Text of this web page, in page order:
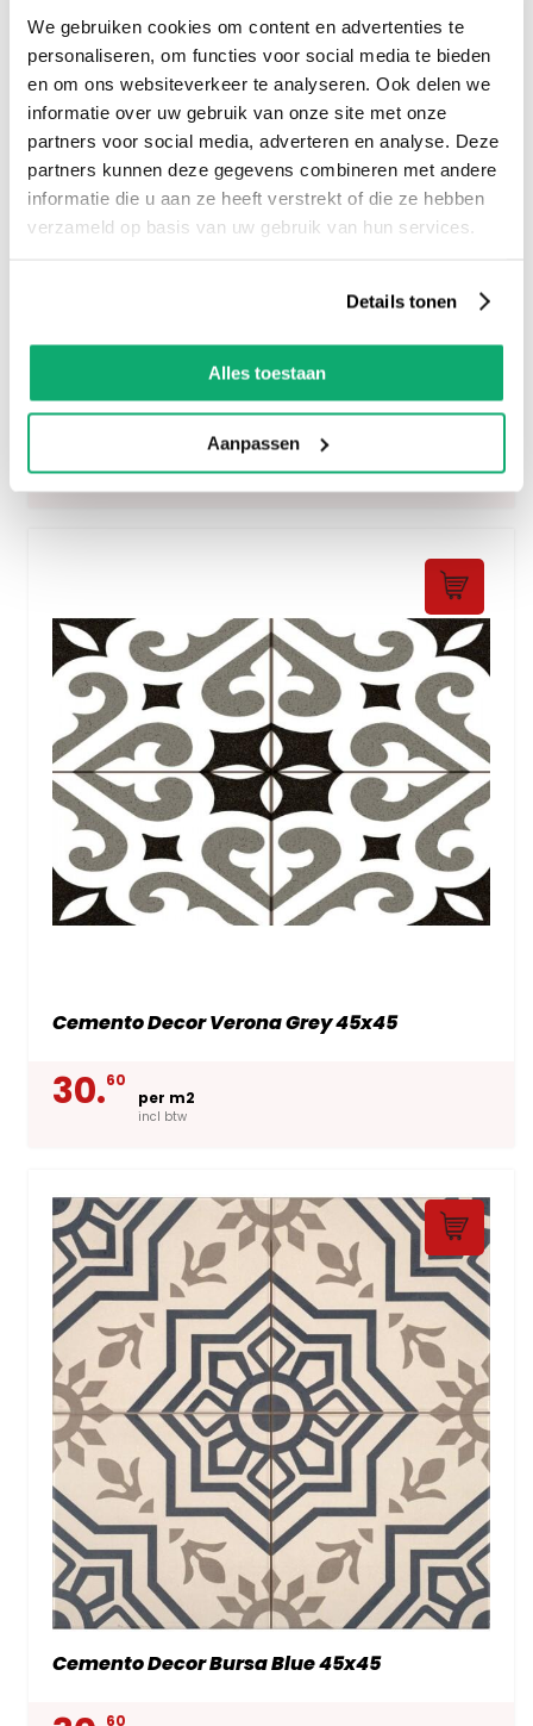
We gebruiken cookies om content en advertenties te
personaliseren, om functies voor social media te bieden
en om ons websiteverkeer te analyseren. Ook delen we
informatie over uw gebruik van onze site met onze
partners voor social media, adverteren en analyse. Deze
partners kunnen deze gegevens combineren met andere
informatie die u aan ze heeft verstrekt of die ze hebben
verzameld op basis van uw gebruik van hun services.
Details tonen
Alles toestaan
Aanpassen
Cemento Decor Venice Blue 45x45
incl btw
Cemento Decor Verona Grey 45x45
30.60
per m2
incl btw
Cemento Decor Bursa Blue 45x45
60